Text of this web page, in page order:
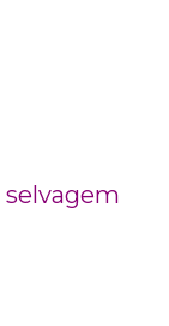
selvagem